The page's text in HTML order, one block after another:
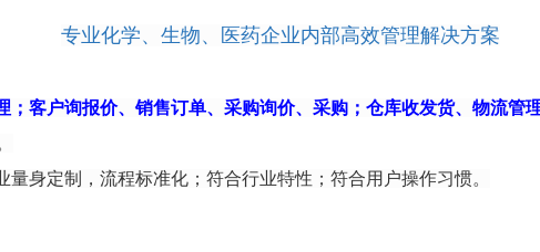
专业化学、生物、医药企业内部高效管理解决方案
；客户询报价、销售订单、采购询价、采购；仓库收发货、物流管
量身定制，流程标准化；符合行业特性；符合用户操作习惯。